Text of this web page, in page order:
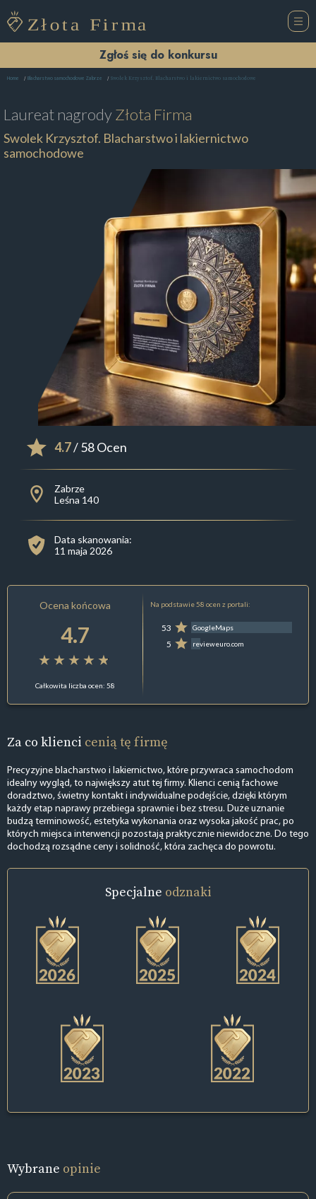
Zgłoś się do konkursu
Home Blacharstwo samochodowe Zabrze Swolek Krzysztof. Blacharstwo i lakiernictwo samochodowe
Laureat nagrodyZłota Firma
Swolek Krzysztof. Blacharstwo i lakiernictwo
samochodowe
4.7/ 58 Ocen
Zabrze
Leśna 140
Data skanowania:
11 maja 2026
Ocena końcowa
4.7
Całkowita liczba ocen: 58
Na podstawie 58 ocen z portali:
53 GoogleMaps
5 revieweuro.com
Za co klienci cenią tę firmę
Precyzyjne blacharstwo i lakiernictwo, które przywraca samochodom
idealny wygląd, to największy atut tej firmy. Klienci cenią fachowe
doradztwo, świetny kontakt i indywidualne podejście, dzięki którym
każdy etap naprawy przebiega sprawnie i bez stresu. Duże uznanie
budzą terminowość, estetyka wykonania oraz wysoka jakość prac, po
których miejsca interwencji pozostają praktycznie niewidoczne. Do tego
dochodzą rozsądne ceny i solidność, która zachęca do powrotu.
Specjalne odznaki
Wybrane opinie